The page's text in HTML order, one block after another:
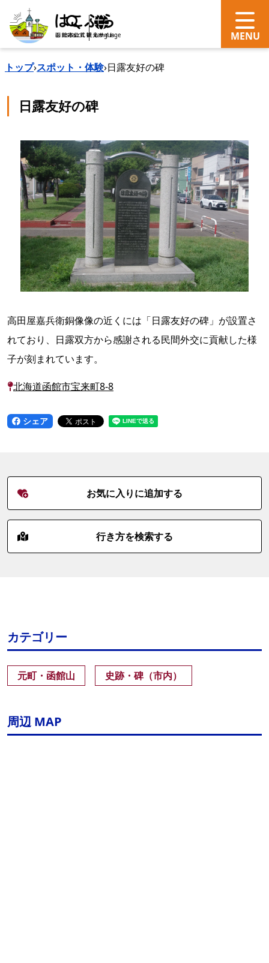
search Language
トップ›スポット・体験›日露友好の碑
日露友好の碑
高田屋嘉兵衛銅像像の近くには「日露友好の碑」が設置さ
れており、日露双方から感謝される民間外交に貢献した様
子が刻まれています。
北海道函館市宝来町8-8
シェア
お気に入りに追加する
行き方を検索する
カテゴリー
元町・函館山 史跡・碑（市内）
周辺 MAP